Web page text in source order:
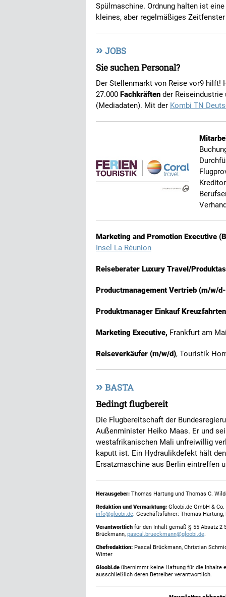
Spülmaschine. Ordnung halten ist
kleines, aber regelmäßiges
» JOBS
Sie suchen Personal?
Der Stellenmarkt von Reise vor9 hilft!
27.000 Fachkräften der
(Mediadaten). Mit der Kombi TN
Marketing and Promotion Executive
Insel La Réunion
Reiseberater Luxury Travel/
Productmanagement Vertrieb (m/w/
Produktmanager Einkauf
Marketing Executive, Frankfurt am
Reiseverkäufer (m/w/d), Touristik
» BASTA
Bedingt flugbereit
Die Flugbereitschaft der
Außenminister Heiko Maas. Er und
westafrikanischen Mali unfreiwillig
kaputt ist. Ein Hydraulikdefekt hält
Ersatzmaschine aus Berlin eintreffen
Herausgeber: Thomas Hartung und Thomas C.
Redaktion und Vermarktung: Gloobi.de GmbH &
info@gloobi.de. Geschäftsführer: Thomas
Verantwortlich für den Inhalt gemäß § 55 Absatz 2
Brückmann, pascal.brueckmann@gloobi.de.
Chefredaktion: Pascal Brückmann, Christian
Winter
Gloobi.de übernimmt keine Haftung für die Inhalte
ausschließlich deren Betreiber verantwortlich.